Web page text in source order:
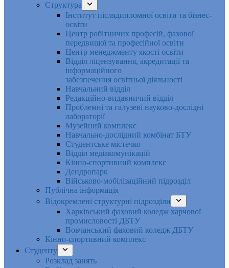
Структура
Інститут післядипломної освіти та бізнес-
освіти
Центр робітничих професій, фахової
передвищої та професійної освіти
Центр менеджменту якості освіти
Відділ ліцензування, акредитації та
інформаційного
забезпечення освітньої діяльності
Навчальний відділ
Редакційно-видавничий відділ
Проблемні та галузеві науково-дослідні
лабораторії
Музейний комплекс
Навчально-дослідний комбінат БТУ
Студентське містечко
Відділ медіакомунікацій
Кінно-спортивний комплекс
Дендропарк
Військово-мобілізаційний підрозділ
Публічна інформація
Відокремлені структурні підрозділи
Харківський фаховий коледж харчової
промисловості ДБТУ
Вовчанський фаховий коледж ДБТУ
Кінно-спортивний комплекс
Студенту
Розклад занять